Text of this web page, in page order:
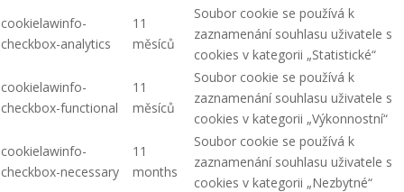
cookielawinfo-
checkbox-analytics
11
měsíců
Soubor cookie se používá k
zaznamenání souhlasu uživatele s
cookies v kategorii „Statistické“
cookielawinfo-
checkbox-functional
11
měsíců
Soubor cookie se používá k
zaznamenání souhlasu uživatele s
cookies v kategorii „Výkonnostní“
cookielawinfo-
checkbox-necessary
11
months
Soubor cookie se používá k
zaznamenání souhlasu uživatele s
cookies v kategorii „Nezbytné“